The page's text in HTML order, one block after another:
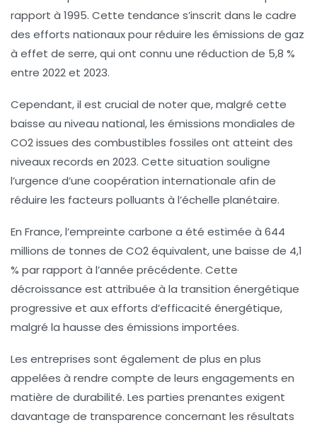
rapport à 1995. Cette tendance s’inscrit dans le cadre
des efforts nationaux pour réduire les émissions de gaz
à effet de serre, qui ont connu une réduction de 5,8 %
entre 2022 et 2023.
Cependant, il est crucial de noter que, malgré cette
baisse au niveau national, les émissions mondiales de
CO2 issues des combustibles fossiles ont atteint des
niveaux records en 2023. Cette situation souligne
l’urgence d’une coopération internationale afin de
réduire les facteurs polluants à l’échelle planétaire.
En France, l’empreinte carbone a été estimée à 644
millions de tonnes de CO2 équivalent, une baisse de 4,1
% par rapport à l’année précédente. Cette
décroissance est attribuée à la transition énergétique
progressive et aux efforts d’efficacité énergétique,
malgré la hausse des émissions importées.
Les entreprises sont également de plus en plus
appelées à rendre compte de leurs engagements en
matière de durabilité. Les parties prenantes exigent
davantage de transparence concernant les résultats